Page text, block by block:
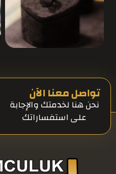
تواصل معنا الآن
نحن هنا لخدمتك والإجابة
على استفساراتك